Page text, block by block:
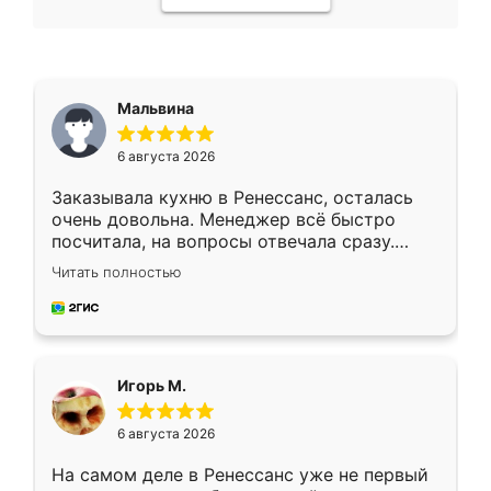
Мальвина
6 августа 2026
Заказывала кухню в Ренессанс, осталась
очень довольна. Менеджер всё быстро
посчитала, на вопросы отвечала сразу.
Замерщик приехал в субботу, подошёл к
делу со всей ответственностью. Собрали
за день, ребята работали аккуратно, даже
Читать полностью
Игорь М.
6 августа 2026
На самом деле в Ренессанс уже не первый